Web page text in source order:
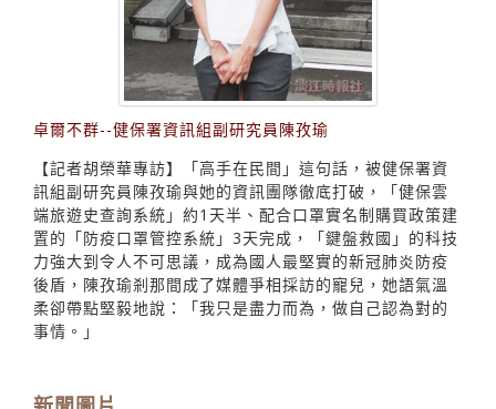
卓爾不群--健保署資訊組副研究員陳孜瑜
【記者胡榮華專訪】「高手在民間」這句話，被健保署資
訊組副研究員陳孜瑜與她的資訊團隊徹底打破，「健保雲
端旅遊史查詢系統」約1天半、配合口罩實名制購買政策建
置的「防疫口罩管控系統」3天完成，「鍵盤救國」的科技
力強大到令人不可思議，成為國人最堅實的新冠肺炎防疫
後盾，陳孜瑜剎那間成了媒體爭相採訪的寵兒，她語氣溫